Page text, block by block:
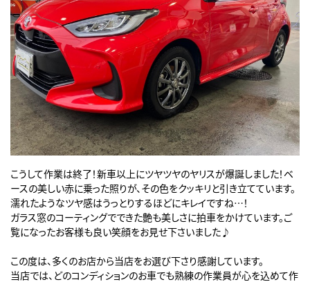
こうして作業は終了！新車以上にツヤツヤのヤリスが爆誕しました！ベ
ースの美しい赤に乗った照りが、その色をクッキリと引き立てています。
濡れたようなツヤ感はうっとりするほどにキレイですね…！
ガラス窓のコーティングでできた艶も美しさに拍車をかけています。ご
覧になったお客様も良い笑顔をお見せ下さいました♪
この度は、多くのお店から当店をお選び下さり感謝しています。
当店では、どのコンディションのお車でも熟練の作業員が心を込めて作